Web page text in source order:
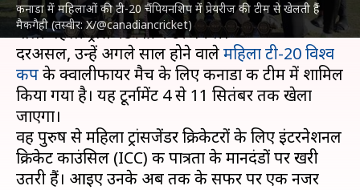
कनाडा में महिलाओं की टी-20 चैंपियनशिप में प्रेयरीज की टीम से खेलती हैं
मैकगैही (तस्वीर: X/@canadiancricket)
कनाडा की डेनिएल मैकगैही अंतरराष्ट्रीय क्रिकेट खेलने
वाली पहली ट्रांसजेंडर क्रिकेटर बनेंगी।
दरअसल, उन्हें अगले साल होने वालेमहिला टी-20 विश्व
कपके क्वालीफायर मैच के लिए कनाडा की टीम में शामिल
किया गया है। यह टूर्नामेंट 4 से 11 सितंबर तक खेला
जाएगा।
वह पुरुष से महिला ट्रांसजेंडर क्रिकेटरों के लिए इंटरनेशनल
क्रिकेट काउंसिल (ICC) की पात्रता के मानदंडों पर खरी
उतरी हैं। आइए उनके अब तक के सफर पर एक नजर